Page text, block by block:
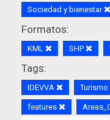
Sociedad y bienestar
Formatos:
KML SHP
Tags:
IDEVVA Turismo
features